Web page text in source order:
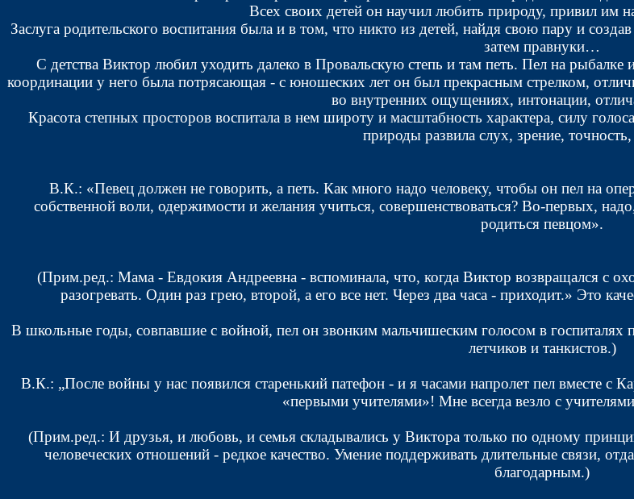
Всех своих детей он научил любить природу, привил им
Заслуга родительского воспитания была и в том, что никто из детей, найдя свою пару и
затем правнуки…
С детства Виктор любил уходить далеко в Провальскую степь и там петь. Пел на рыбалке
координации у него была потрясающая - с юношеских лет он был прекрасным стрелком,
во внутренних ощущениях, интонации,
Красота степных просторов воспитала в нем широту и масштабность характера, силу
природы развила слух, зрение,
В.К.: «Певец должен не говорить, а петь. Как много надо человеку, чтобы он пел на
собственной воли, одержимости и желания учиться, совершенствоваться? Во-первых,
родиться певцом».
(Прим.ред.: Мама - Евдокия Андреевна - вспоминала, что, когда Виктор возвращался с
разогревать. Один раз грею, второй, а его все нет. Через два часа - приходит.» Это
В школьные годы, совпавшие с войной, пел он звонким мальчишеским голосом в
летчиков и танкистов.)
В.К.: „После войны у нас появился старенький патефон - и я часами напролет пел
«первыми учителями»! Мне всегда везло с
(Прим.ред.: И друзья, и любовь, и семья складывались у Виктора только по одному
человеческих отношений - редкое качество. Умение поддерживать длительные связи,
благодарным.)